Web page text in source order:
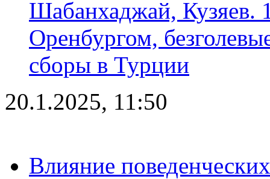
Шабанхаджай, Кузяев.
Оренбургом,
сборы в Турции
20.1.2025, 11:50
Влияние